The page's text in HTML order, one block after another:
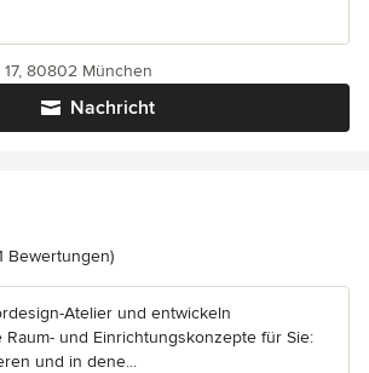
Nachricht
80802 München
5 von 5 Sternen
Bewertungen)
Atelier und entwickeln
und Einrichtungskonzepte für Sie:
und in dene...